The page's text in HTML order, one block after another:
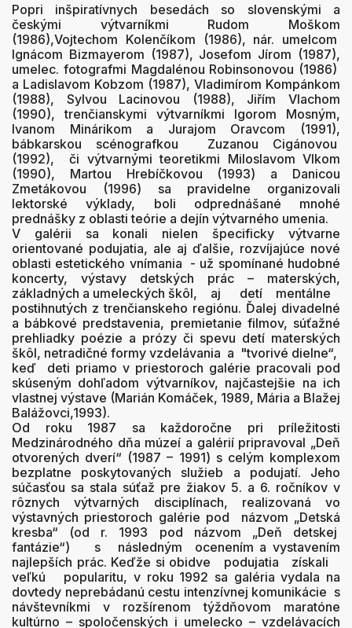
Popri inšpiratívnych besedách so slovenskými a
českými výtvarníkmi Rudom Moškom
(1986),Vojtechom Kolenčíkom (1986), nár. umelcom
Ignácom Bizmayerom (1987), Josefom Jírom (1987),
umelec. fotografmi Magdalénou Robinsonovou (1986)
a Ladislavom Kobzom (1987), Vladimírom Kompánkom
(1988), Sylvou Lacinovou (1988), Jiřím Vlachom
(1990), trenčianskymi výtvarníkmi Igorom Mosným,
Ivanom Minárikom a Jurajom Oravcom (1991),
bábkarskou scénografkou Zuzanou Cigánovou
(1992), či výtvarnými teoretikmi Miloslavom Vlkom
(1990), Martou Hrebíčkovou (1993) a Danicou
Zmetákovou (1996) sa pravidelne organizovali
lektorské výklady, boli odprednášané mnohé
prednášky z oblasti teórie a dejín výtvarného umenia.
V galérii sa konali nielen špecificky výtvarne
orientované podujatia, ale aj ďalšie, rozvíjajúce nové
oblasti estetického vnímania - už spomínané hudobné
koncerty, výstavy detských prác – materských,
základných a umeleckých škôl, aj detí mentálne
postihnutých z trenčianskeho regiónu. Ďalej divadelné
a bábkové predstavenia, premietanie filmov, súťažné
prehliadky poézie a prózy či spevu detí materských
škôl, netradičné formy vzdelávania a "tvorivé dielne“,
keď deti priamo v priestoroch galérie pracovali pod
skúseným dohľadom výtvarníkov, najčastejšie na ich
vlastnej výstave (Marián Komáček, 1989, Mária a Blažej
Balážovci,1993).
Od roku 1987 sa každoročne pri príležitosti
Medzinárodného dňa múzeí a galérií pripravoval „Deň
otvorených dverí“ (1987 – 1991) s celým komplexom
bezplatne poskytovaných služieb a podujatí. Jeho
súčasťou sa stala súťaž pre žiakov 5. a 6. ročníkov v
rôznych výtvarných disciplínach, realizovaná vo
výstavných priestoroch galérie pod názvom „Detská
kresba“ (od r. 1993 pod názvom „Deň detskej
fantázie“) s následným ocenením a vystavením
najlepších prác. Keďže si obidve podujatia získali
veľkú popularitu, v roku 1992 sa galéria vydala na
dovtedy neprebádanú cestu intenzívnej komunikácie s
návštevníkmi v rozšírenom týždňovom maratóne
kultúrno – spoločenských i umelecko – vzdelávacích